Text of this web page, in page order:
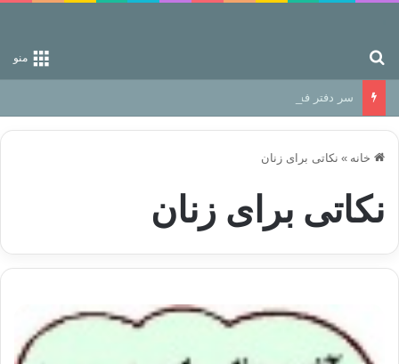
منو
سر دفتر فساد در زمین‌، دوری وکناره‌گیری از راه خداست‌!
خانه » نکاتی برای زنان
نکاتی برای زنان